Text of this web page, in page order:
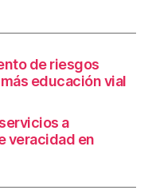
de riesgos
educación vial
a
veracidad en